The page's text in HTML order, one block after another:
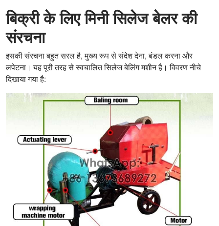
बिक्री के लिए मिनी सिलेज बेलर की
संरचना
इसकी संरचना बहुत सरल है, मुख्य रूप से संदेश देना, बंडल करना और
लपेटना। यह पूरी तरह से स्वचालित सिलेज बेलिंग मशीन है। विवरण नीचे
दिखाया गया है: